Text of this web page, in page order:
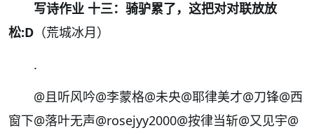
写诗作业 十三：骑驴累了，这把对对联放放
松:D （荒城冰月）
.
@且听风吟@李蒙格@未央@耶律美才@刀锋@西
窗下@落叶无声@rosejyy2000@按律当斩@又见宇@